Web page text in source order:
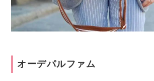
オーデパルファム